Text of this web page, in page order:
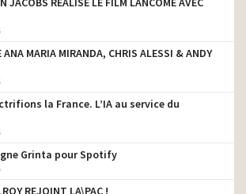
ANA MARIA MIRANDA, CHRIS ALESSI & ANDY
la France. L’IA au service du
Grinta pour Spotify
REJOINT LA\PAC !